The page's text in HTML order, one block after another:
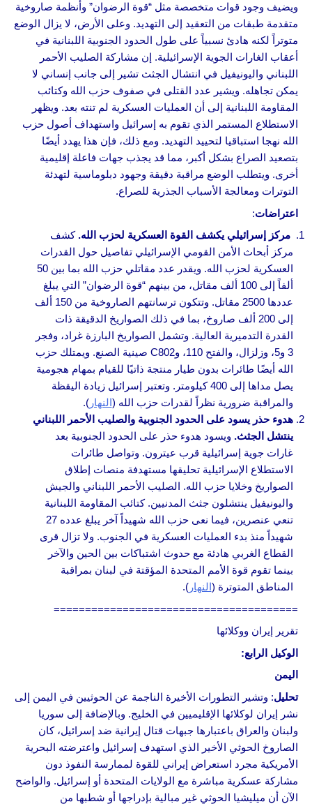
ويضيف وجود قوات متخصصة مثل “قوة الرضوان” وأنظمة صاروخية
متقدمة طبقات من التعقيد إلى التهديد. وعلى الأرض، لا يزال الوضع
متوتراً لكنه هادئ نسبياً على طول الحدود الجنوبية اللبنانية في
أعقاب الغارات الجوية الإسرائيلية. إن مشاركة الصليب الأحمر
اللبناني واليونيفيل في انتشال الجثث تشير إلى جانب إنساني لا
يمكن تجاهله. ويشير عدد القتلى في صفوف حزب الله وكتائب
المقاومة اللبنانية إلى أن العمليات العسكرية لم تنته بعد. ويظهر
الاستطلاع المستمر الذي تقوم به إسرائيل واستهداف أصول حزب
الله نهجا استباقيا لتحييد التهديد. ومع ذلك، فإن هذا يهدد أيضًا
بتصعيد الصراع بشكل أكبر، مما قد يجذب جهات فاعلة إقليمية
أخرى. ويتطلب الوضع مراقبة دقيقة وجهود دبلوماسية لتهدئة
التوترات ومعالجة الأسباب الجذرية للصراع.
اعتراضات:
مركز إسرائيلي يكشف القوة العسكرية لحزب الله. كشف
مركز أبحاث الأمن القومي الإسرائيلي تفاصيل حول القدرات
العسكرية لحزب الله. ويقدر عدد مقاتلي حزب الله بما بين 50
ألفاً إلى 100 ألف مقاتل، من بينهم “قوة الرضوان” التي يبلغ
عددها 2500 مقاتل. وتتكون ترسانتهم الصاروخية من 150 ألف
إلى 200 ألف صاروخ، بما في ذلك الصواريخ الدقيقة ذات
القدرة التدميرية العالية. وتشمل الصواريخ البارزة غراد، وفجر
3 و5، وزلزال، والفتح 110، وC802 صينية الصنع. ويمتلك حزب
الله أيضًا طائرات بدون طيار منتجة ذاتيًا للقيام بمهام هجومية
يصل مداها إلى 400 كيلومتر. وتعتبر إسرائيل زيادة اليقظة
والمراقبة ضرورية نظراً لقدرات حزب الله (النهار).
هدوء حذر يسود على الحدود الجنوبية والصليب الأحمر اللبناني
ينتشل الجثث. ويسود هدوء حذر على الحدود الجنوبية بعد
غارات جوية إسرائيلية قرب عيترون. وتواصل طائرات
الاستطلاع الإسرائيلية تحليقها مستهدفة منصات إطلاق
الصواريخ وخلايا حزب الله. الصليب الأحمر اللبناني والجيش
واليونيفيل ينتشلون جثث المدنيين. كتائب المقاومة اللبنانية
تنعي عنصرين، فيما نعى حزب الله شهيداً آخر يبلغ عدده 27
شهيداً منذ بدء العمليات العسكرية في الجنوب. ولا تزال قرى
القطاع الغربي هادئة مع حدوث اشتباكات بين الحين والآخر
بينما تقوم قوة الأمم المتحدة المؤقتة في لبنان بمراقبة
المناطق المتوترة (النهار).
=======================================
تقرير إيران ووكلائها
الوكيل الرابع:
اليمن
تحليل: وتشير التطورات الأخيرة الناجمة عن الحوثيين في اليمن إلى
نشر إيران لوكلائها الإقليميين في الخليج. وبالإضافة إلى سوريا
ولبنان والعراق باعتبارها جبهات قتال إيرانية ضد إسرائيل، كان
الصاروخ الحوثي الأخير الذي استهدف إسرائيل واعترضته البحرية
الأمريكية مجرد استعراض إيراني للقوة لممارسة النفوذ دون
مشاركة عسكرية مباشرة مع الولايات المتحدة أو إسرائيل. والواضح
الآن أن ميليشيا الحوثي غير مبالية بإدراجها أو شطبها من